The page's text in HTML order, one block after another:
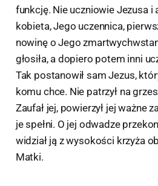
funkcję. Nie uczniowie Jezusa i
kobieta, Jego uczennica,
nowinę o Jego
głosiła, a dopiero potem inni
Tak postanowił sam Jezus,
komu chce. Nie patrzył na
Zaufał jej, powierzył jej ważne
je spełni. O jej odwadze
widział ją z wysokości krzyża
Matki.